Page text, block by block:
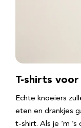
T-shirts
Echte knoeiers
eten en drankjes
t-shirt. Als je ‘m